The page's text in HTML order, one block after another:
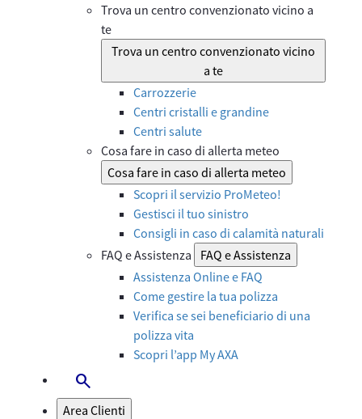
Trova un centro convenzionato vicino a
te
Trova un centro convenzionato vicino
a te
Carrozzerie
Centri cristalli e grandine
Centri salute
Cosa fare in caso di allerta meteo
Cosa fare in caso di allerta meteo
Scopri il servizio ProMeteo!
Gestisci il tuo sinistro
Consigli in caso di calamità naturali
FAQ e Assistenza
FAQ e Assistenza
Assistenza Online e FAQ
Come gestire la tua polizza
Verifica se sei beneficiario di una
polizza vita
Scopri l’app My AXA
searchApri-Chiudi Barra di ricerca
Area Clienti